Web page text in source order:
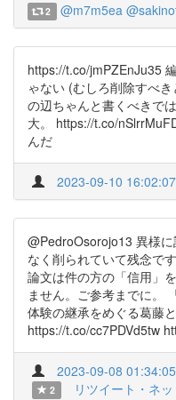
2 @m7m5ea
https://t.co/jmPZEnJu35
ゃない (むしろ削除すべ
の辺ちゃんと書くべきで
大。 https://t.co/
んだ
2023-09-10 16:02:07
@PedroOsorojo13 異様
なく削られていて残念で
論文は件の方の「信用」
ません。ご参考までに。
体験の継承をめぐる葛藤
https://t.co/cc7PDVd5tw
2023-09-08 01:34:05
2
リツイート・ネ